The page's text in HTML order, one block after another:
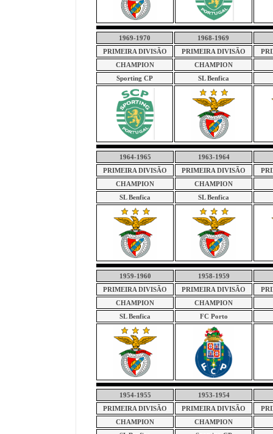
1969-1970
1968-1969
PRIMEIRA DIVISÃO
PRIMEIRA DIVISÃO
CHAMPION
CHAMPION
Sporting CP
SL Benfica
1964-1965
1963-1964
PRIMEIRA DIVISÃO
PRIMEIRA DIVISÃO
CHAMPION
CHAMPION
SL Benfica
SL Benfica
1959-1960
1958-1959
PRIMEIRA DIVISÃO
PRIMEIRA DIVISÃO
CHAMPION
CHAMPION
SL Benfica
FC Porto
1954-1955
1953-1954
PRIMEIRA DIVISÃO
PRIMEIRA DIVISÃO
CHAMPION
CHAMPION